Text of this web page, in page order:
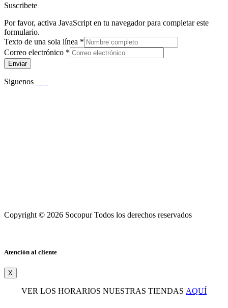
Suscribete
Por favor, activa JavaScript en tu navegador para completar este
formulario.
Texto de una sola línea *
Correo electrónico *
Enviar
Siguenos
Copyright © 2026 Socopur Todos los derechos reservados
Atención al cliente
X
VER LOS HORARIOS NUESTRAS TIENDAS AQUÍ